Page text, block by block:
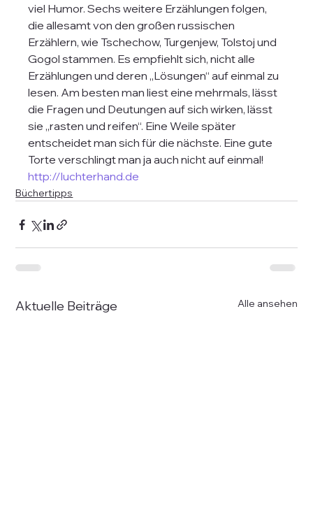
viel Humor. Sechs weitere Erzählungen folgen,
die allesamt von den großen russischen
Erzählern, wie Tschechow, Turgenjew, Tolstoj und
Gogol stammen. Es empfiehlt sich, nicht alle
Erzählungen und deren „Lösungen“ auf einmal zu
lesen. Am besten man liest eine mehrmals, lässt
die Fragen und Deutungen auf sich wirken, lässt
sie „rasten und reifen“. Eine Weile später
entscheidet man sich für die nächste. Eine gute
Torte verschlingt man ja auch nicht auf einmal!
http://luchterhand.de
Büchertipps
Aktuelle Beiträge Alle ansehen